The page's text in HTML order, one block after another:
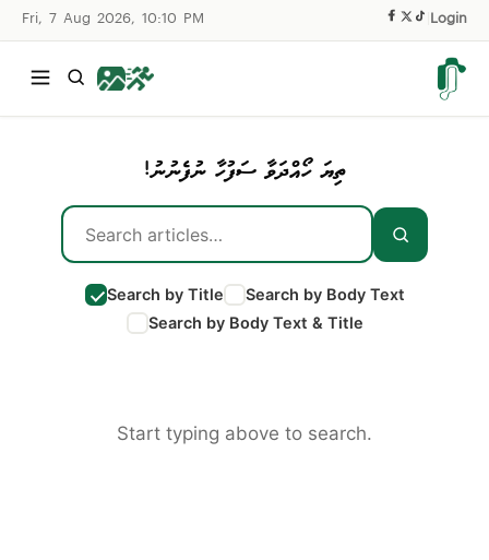
Fri, 7 Aug 2026, 10:10 PM Login
ތިޔަ ހޯއްދަވާ ސަފުހާ ނުފެނުނު!
Search by Title
Search by Body Text
Search by Body Text & Title
Start typing above to search.